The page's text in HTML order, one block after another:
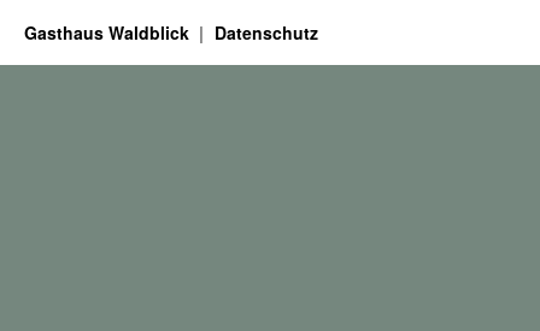
Gasthaus Waldblick Datenschutz